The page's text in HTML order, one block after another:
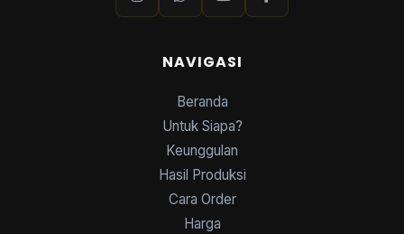
NAVIGASI
Beranda
Untuk Siapa?
Keunggulan
Hasil Produksi
Cara Order
Harga